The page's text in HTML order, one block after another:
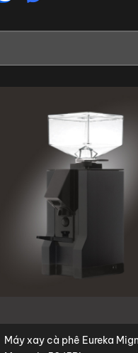
Máy xay cà phê Eureka Mignon